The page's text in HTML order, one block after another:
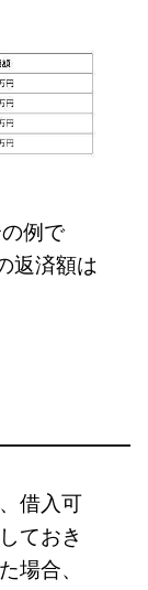
例で
返済額は
借入可
ておき
場合、